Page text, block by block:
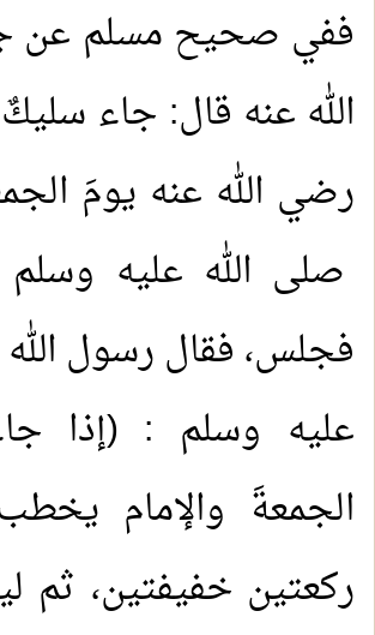
ففي صحيح مسلم عن
الله عنه قال: جاء
رضي الله عنه يومَ
صلى الله عليه
فجلس، فقال رسول
عليه وسلم : (إذا
الجمعةَ والإمام
ركعتين خفيفتين، ثم